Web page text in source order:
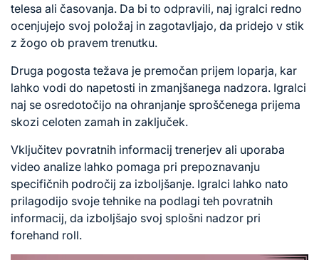
telesa ali časovanja. Da bi to odpravili, naj igralci redno
ocenjujejo svoj položaj in zagotavljajo, da pridejo v stik
z žogo ob pravem trenutku.
Druga pogosta težava je premočan prijem loparja, kar
lahko vodi do napetosti in zmanjšanega nadzora. Igralci
naj se osredotočijo na ohranjanje sproščenega prijema
skozi celoten zamah in zaključek.
Vključitev povratnih informacij trenerjev ali uporaba
video analize lahko pomaga pri prepoznavanju
specifičnih področij za izboljšanje. Igralci lahko nato
prilagodijo svoje tehnike na podlagi teh povratnih
informacij, da izboljšajo svoj splošni nadzor pri
forehand roll.